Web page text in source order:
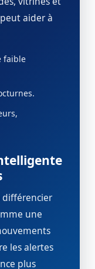
aider à
faible
différencier
une
les alertes
plus